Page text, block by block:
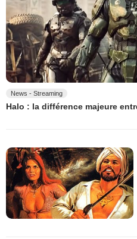
News - Streaming
Halo : la différence majeure